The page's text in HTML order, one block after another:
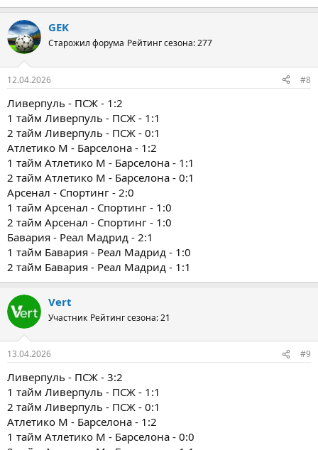
GEK
Старожил форума Рейтинг сезона: 277
12.04.2026 #8
Ливерпуль - ПСЖ - 1:2
1 тайм Ливерпуль - ПСЖ - 1:1
2 тайм Ливерпуль - ПСЖ - 0:1
Атлетико М - Барселона - 1:2
1 тайм Атлетико М - Барселона - 1:1
2 тайм Атлетико М - Барселона - 0:1
Арсенал - Спортинг - 2:0
1 тайм Арсенал - Спортинг - 1:0
2 тайм Арсенал - Спортинг - 1:0
Бавария - Реал Мадрид - 2:1
1 тайм Бавария - Реал Мадрид - 1:0
2 тайм Бавария - Реал Мадрид - 1:1
Vert
Участник Рейтинг сезона: 21
13.04.2026 #9
Ливерпуль - ПСЖ - 3:2
1 тайм Ливерпуль - ПСЖ - 1:1
2 тайм Ливерпуль - ПСЖ - 0:1
Атлетико М - Барселона - 1:2
1 тайм Атлетико М - Барселона - 0:0